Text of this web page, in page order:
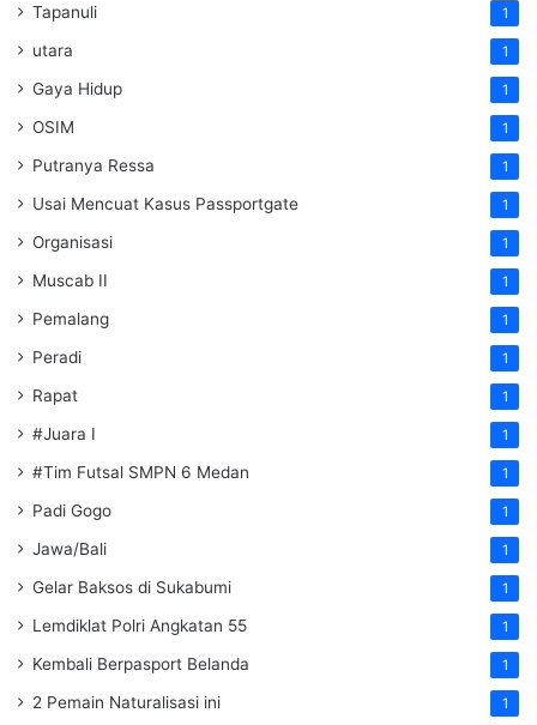
Tapanuli 1
utara 1
Gaya Hidup 1
OSIM 1
Putranya Ressa 1
Usai Mencuat Kasus Passportgate 1
Organisasi 1
Muscab II 1
Pemalang 1
Peradi 1
Rapat 1
#Juara I 1
#Tim Futsal SMPN 6 Medan 1
Padi Gogo 1
Jawa/Bali 1
Gelar Baksos di Sukabumi 1
Lemdiklat Polri Angkatan 55 1
Kembali Berpasport Belanda 1
2 Pemain Naturalisasi ini 1